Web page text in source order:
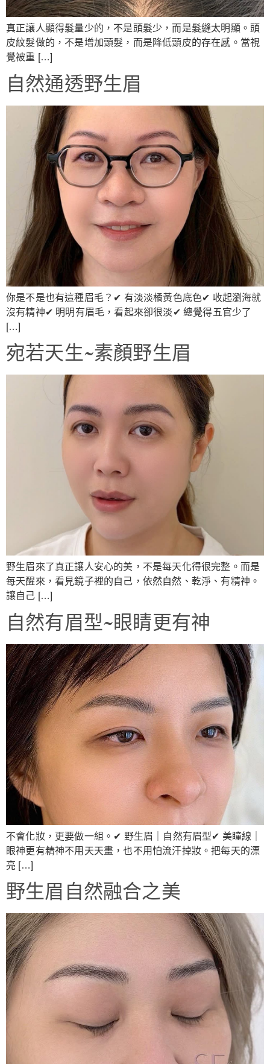
真正讓人顯得髮量少的，不是頭髮少，而是髮縫太明顯。頭
皮紋髮做的，不是增加頭髮，而是降低頭皮的存在感。當視
覺被重 […]
自然通透野生眉
你是不是也有這種眉毛？✔ 有淡淡橘黃色底色✔ 收起瀏海就
沒有精神✔ 明明有眉毛，看起來卻很淡✔ 總覺得五官少了
[…]
宛若天生~素顏野生眉
野生眉來了真正讓人安心的美，不是每天化得很完整。而是
每天醒來，看見鏡子裡的自己，依然自然、乾淨、有精神。
讓自己 […]
自然有眉型~眼睛更有神
不會化妝，更要做一組。✔ 野生眉｜自然有眉型✔ 美瞳線｜
眼神更有精神不用天天畫，也不用怕流汗掉妝。把每天的漂
亮 […]
野生眉自然融合之美